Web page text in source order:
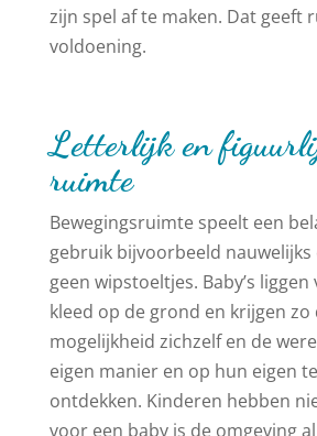
zijn spel af te maken. Dat geeft
voldoening.
Letterlijk en
ruimte
Bewegingsruimte speelt een
gebruik bijvoorbeeld nauwelijks
geen wipstoeltjes. Baby’s liggen
kleed op de grond en krijgen zo
mogelijkheid zichzelf en de
eigen manier en op hun eigen
ontdekken. Kinderen hebben
voor een baby is de omgeving